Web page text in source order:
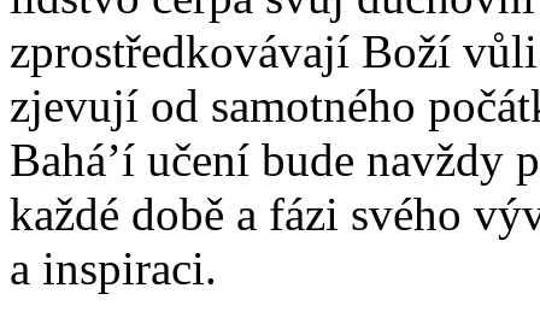
zprostředkovávají Boží
zjevují od samotného
Bahá’í učení bude navždy
každé době a fázi svého
a inspiraci.